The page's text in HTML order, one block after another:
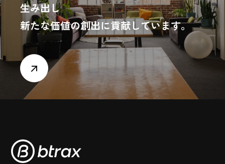
生み出し
新たな価値の創出に貢献しています。